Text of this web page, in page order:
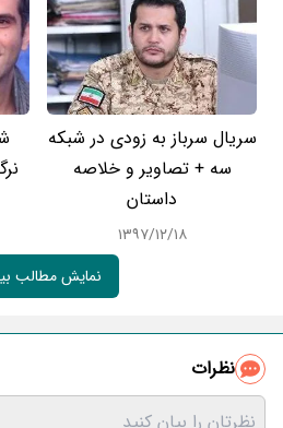
سریال سرباز به زودی در شبکه
سه + تصاویر و خلاصه
داستان
۱۳۹۷/۱۲/۱۸
نمایش مطالب
نظرات